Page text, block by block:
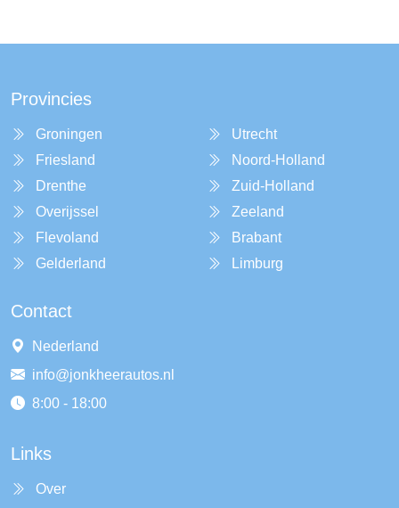
Provincies
Groningen
Friesland
Drenthe
Overijssel
Flevoland
Gelderland
Utrecht
Noord-Holland
Zuid-Holland
Zeeland
Brabant
Limburg
Contact
Nederland
info@jonkheerautos.nl
8:00 - 18:00
Links
Over